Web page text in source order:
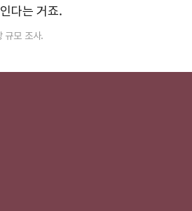
다는 거죠.
규모 조사.